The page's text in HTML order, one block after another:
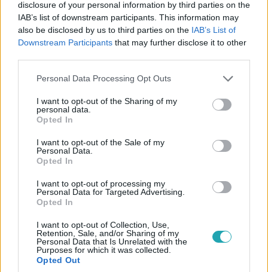
disclosure of your personal information by third parties on the
IAB’s list of downstream participants. This information may
also be disclosed by us to third parties on the IAB’s List of
Downstream Participants that may further disclose it to other
Please note that this website/app uses one or more Google
not limited to your visit or usage behaviour. You may click to
grant or deny consent to Google and its third-party tags to
use your data for below specified purposes in below Google
consent section.
Personal Data Processing Opt Outs
I want to opt-out of the Sharing of my
personal data.
Opted In
I want to opt-out of the Sale of my
Personal Data.
Opted In
I want to opt-out of processing my
Personal Data for Targeted Advertising.
Opted In
I want to opt-out of Collection, Use,
Retention, Sale, and/or Sharing of my
Personal Data that Is Unrelated with the
Purposes for which it was collected.
Opted Out
2023. augusztus 3. 7:10
Elfogtak két férfit az agyonlőtt, jeladós svájci
farkas ügyében – videón a bevetés
Az elkövetőket természetkárosításon túl más
bűncselekményekkel is gyanúsítja a Készenléti
Külföld